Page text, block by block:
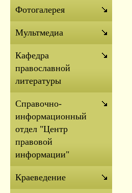
Фотогалерея
Мультмедиа
Кафедра
православной
литературы
Справочно-
информационный
отдел "Центр
правовой
информации"
Краеведение